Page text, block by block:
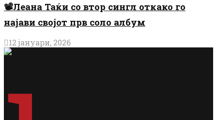
📽️Леана Таќи со втор сингл откако го
најави својот прв соло албум
12 јануари, 2026